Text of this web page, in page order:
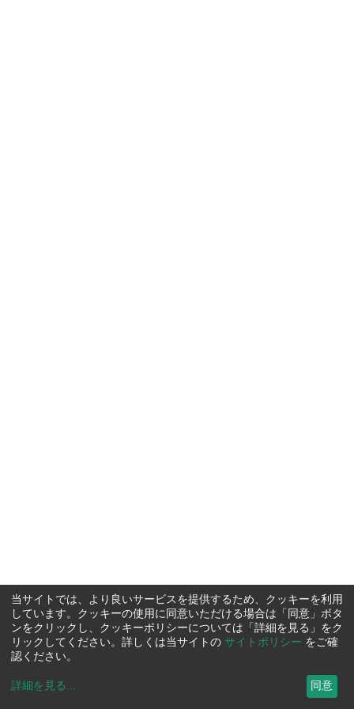
当サイトでは、より良いサービスを提供するため、クッキーを利用
しています。クッキーの使用に同意いただける場合は「同意」ボタ
ンをクリックし、クッキーポリシーについては「詳細を見る」をク
リックしてください。詳しくは当サイトの サイトポリシー をご確
認ください。
詳細を見る ... 同意